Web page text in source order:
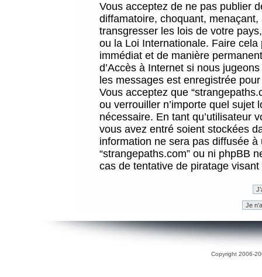
Vous acceptez de ne pas publier
diffamatoire, choquant,
transgresser les lois de votre
ou la Loi Internationale. Faire
immédiat et de manière
d’Accès à Internet si nous
les messages est enregistrée
Vous acceptez que
ou verrouiller n’importe quel sujet
nécessaire. En tant qu’utilisateur
vous avez entré soient stockées
information ne sera pas diffusée
“strangepaths.com” ou ni phpBB
cas de tentative de piratage
Copyright 2006-